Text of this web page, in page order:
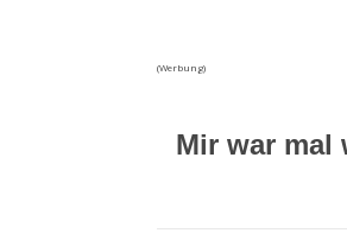
(Werbung)
Mir war mal